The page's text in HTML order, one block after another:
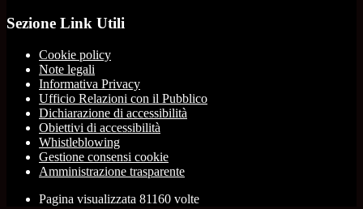
Sezione Link Utili
Cookie policy
Note legali
Informativa Privacy
Ufficio Relazioni con il Pubblico
Dichiarazione di accessibilità
Obiettivi di accessibilità
Whistleblowing
Gestione consensi cookie
Amministrazione trasparente
Pagina visualizzata 81160 volte